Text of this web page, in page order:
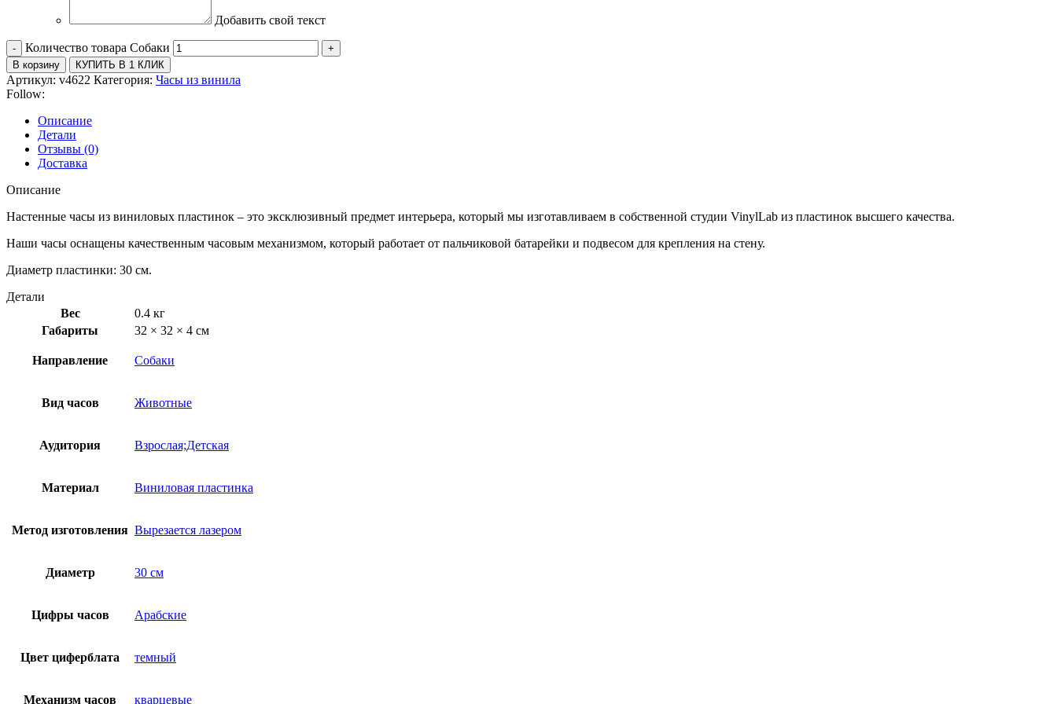
Добавить свой текст
Количество товара Собаки
В корзину КУПИТЬ В 1 КЛИК
Артикул: v4622 Категория: Часы из винила
Follow:
Описание
Детали
Отзывы (0)
Доставка
Описание
Настенные часы из виниловых пластинок – это эксклюзивный предмет интерьера, который мы изготавливаем в собственной студии VinylLab из пластинок высшего качества.
Наши часы оснащены качественным часовым механизмом, который работает от пальчиковой батарейки и подвесом для крепления на стену.
Диаметр пластинки: 30 см.
Детали
Вес
0.4 кг
Габариты
32 × 32 × 4 см
Направление Собаки
Вид часов Животные
Аудитория Взрослая;Детская
Материал Виниловая пластинка
Метод изготовления Вырезается лазером
Диаметр 30 см
Цифры часов Арабские
Цвет циферблата темный
Механизм часов кварцевые